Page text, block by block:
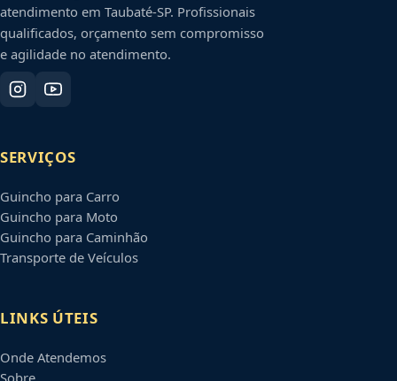
atendimento em Taubaté-SP. Profissionais
qualificados, orçamento sem compromisso
e agilidade no atendimento.
SERVIÇOS
Guincho para Carro
Guincho para Moto
Guincho para Caminhão
Transporte de Veículos
LINKS ÚTEIS
Onde Atendemos
Sobre